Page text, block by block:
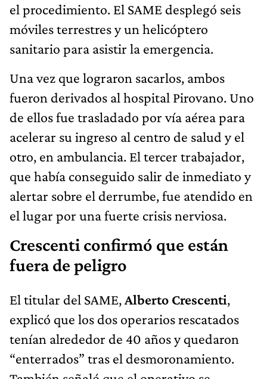
el procedimiento. El SAME desplegó seis
móviles terrestres y un helicóptero
sanitario para asistir la emergencia.
Una vez que lograron sacarlos, ambos
fueron derivados al hospital Pirovano. Uno
de ellos fue trasladado por vía aérea para
acelerar su ingreso al centro de salud y el
otro, en ambulancia. El tercer trabajador,
que había conseguido salir de inmediato y
alertar sobre el derrumbe, fue atendido en
el lugar por una fuerte crisis nerviosa.
Crescenti confirmó que están
fuera de peligro
El titular del SAME,Alberto Crescenti,
explicó que los dos operarios rescatados
tenían alrededor de 40 años y quedaron
“enterrados” tras el desmoronamiento.